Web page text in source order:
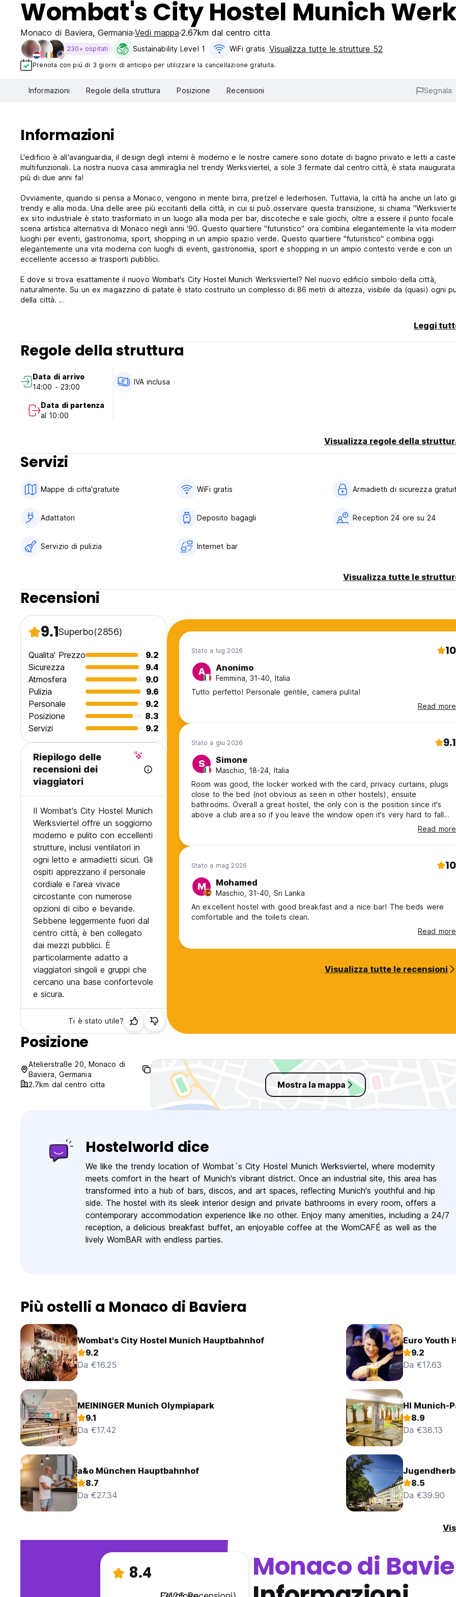
Wombat's City Hostel Munich
Monaco di Baviera, Germania Vedi mappa 2.67km dal centro citta
230+ ospitati Sustainability Level 1 WiFi gratis Visualizza tutte le strutture 52
Prenota con piú di 3 giorni di anticipo per utilizzare la cancellazione gratuita.
Informazioni Regole della struttura Posizione Recensioni Segnala
Informazioni
L'edificio è all'avanguardia, il design degli interni è moderno e le nostre camere sono dotate di bagno privato e letti a
multifunzionali. La nostra nuova casa ammiraglia nel trendy Werksviertel, a sole 3 fermate dal centro città, è stata
più di due anni fa!
Ovviamente, quando si pensa a Monaco, vengono in mente birra, pretzel e lederhosen. Tuttavia, la città ha anche un lato
trendy e alla moda. Una delle aree più eccitanti della città, in cui si può osservare questa transizione, si chiama
ex sito industriale è stato trasformato in un luogo alla moda per bar, discoteche e sale giochi, oltre a essere il punto focale
scena artistica alternativa di Monaco negli anni '90. Questo quartiere "futuristico" ora combina elegantemente la vita
luoghi per eventi, gastronomia, sport, shopping in un ampio spazio verde. Questo quartiere "futuristico" combina oggi
elegantemente una vita moderna con luoghi di eventi, gastronomia, sport e shopping in un ampio contesto verde e con un
eccellente accesso ai trasporti pubblici.
E dove si trova esattamente il nuovo Wombat's City Hostel Munich Werksviertel? Nel nuovo edificio simbolo della città,
naturalmente. Su un ex magazzino di patate è stato costruito un complesso di 86 metri di altezza, visibile da (quasi) ogni
della città.
Include:
- Biancheria da letto
- WiFi
- Il WomBAR per feste senza fine + sconto WomDollar sulle bevande
- Una cucina per gli ospiti aperta a tutti coloro che desiderano soddisfare le proprie esigenze culinarie
- Reception 24 ore su 24 e 7 giorni su 7 - Deposito bagagli - Articoli a noleggio (ombrelli, capelli, ecc.)
- Servizio di lavanderia.
Il nostro famoso buffet Tasty Brekkie vi garantisce energia sufficiente per la vostra emozionante giornata a Monaco. E lo
minima: 18 anni).
* Il pagamento dell'intero importo è richiesto al momento della prenotazione e non è rimborsabile.
* In caso di partenza anticipata, cancellazione o mancata realizzazione della prenotazione, l'importo pagato non sarà
tariffe correnti.
Leggi
Regole della struttura
Data di arrivo
14:00 - 23:00
Data di partenza
al 10:00
IVA inclusa
Visualizza regole della
Servizi
Mappe di citta'gratuite WiFi gratis Armadietti di sicurezza
Adattatori Deposito bagagli Reception 24 ore su 24
Servizio di pulizia Internet bar
Visualizza tutte le
Recensioni
9.1Superbo(2856)
Qualita' Prezzo
9.2
Sicurezza
9.4
Atmosfera
9.0
Pulizia
9.6
Personale
9.2
Posizione
8.3
Servizi
9.2
Riepilogo delle
recensioni dei
viaggiatori
Il Wombat's City Hostel Munich
Werksviertel offre un soggiorno
moderno e pulito con eccellenti
strutture, inclusi ventilatori in
ogni letto e armadietti sicuri. Gli
ospiti apprezzano il personale
cordiale e l'area vivace
circostante con numerose
opzioni di cibo e bevande.
Sebbene leggermente fuori dal
centro città, è ben collegato
dai mezzi pubblici. È
particolarmente adatto a
viaggiatori singoli e gruppi che
cercano una base confortevole
e sicura.
Ti è stato utile?
Stato a lug 2026 10
A Anonimo
Femmina, 31-40, Italia
Tutto perfetto! Personale gentile, camera pulita!
Read more
Stato a giu 2026 9.1
S Simone
Maschio, 18-24, Italia
Room was good, the locker worked with the card, privacy curtains, plugs
close to the bed (not obvious as seen in other hostels), ensuite
bathrooms. Overall a great hostel, the only con is the position since it's
above a club area so if you leave the window open it's very hard to fall
Read more
Stato a mag 2026 10
M Mohamed
Maschio, 31-40, Sri Lanka
An excellent hostel with good breakfast and a nice bar! The beds were
comfortable and the toilets clean.
Read more
Visualizza tutte le recensioni
Posizione
Atelierstraße 20, Monaco di
Baviera, Germania
2.7km dal centro citta
Mostra la mappa
Hostelworld dice
We like the trendy location of Wombat´s City Hostel Munich Werksviertel, where modernity
meets comfort in the heart of Munich's vibrant district. Once an industrial site, this area has
transformed into a hub of bars, discos, and art spaces, reflecting Munich's youthful and hip
side. The hostel with its sleek interior design and private bathrooms in every room, offers a
contemporary accommodation experience like no other. Enjoy many amenities, including a 24/7
reception, a delicious breakfast buffet, an enjoyable coffee at the WomCAFÉ as well as the
lively WomBAR with endless parties.
Più ostelli a Monaco di Baviera
Wombat's City Hostel Munich Hauptbahnhof
9.2
Da €16.25
Euro Youth
9.2
Da €17.63
MEININGER Munich Olympiapark
9.1
Da €17.42
HI Munich-
8.9
Da €38.13
a&o München Hauptbahnhof
8.7
Da €27.34
8.5
Da €39.90
8.4 Monaco di